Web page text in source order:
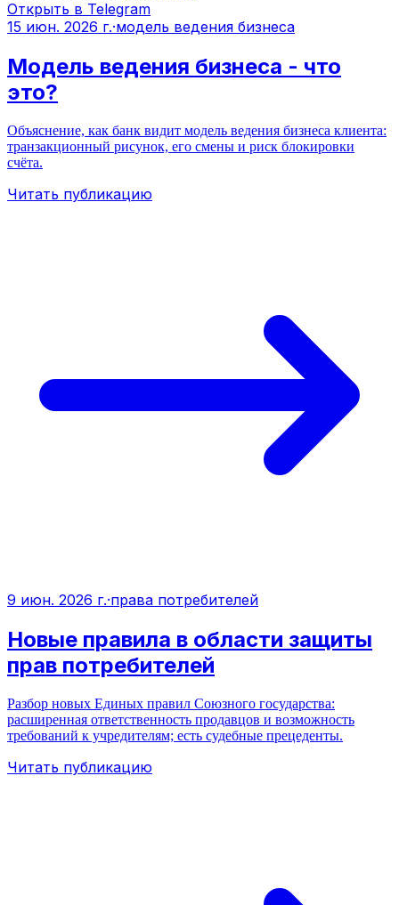
Открыть в Telegram
15 июн. 2026 г.·модель ведения бизнеса
Модель ведения бизнеса - что
это?
Объяснение, как банк видит модель ведения бизнеса клиента:
транзакционный рисунок, его смены и риск блокировки
счёта.
Читать публикацию
9 июн. 2026 г.·права потребителей
Новые правила в области защиты
прав потребителей
Разбор новых Единых правил Союзного государства:
расширенная ответственность продавцов и возможность
требований к учредителям; есть судебные прецеденты.
Читать публикацию